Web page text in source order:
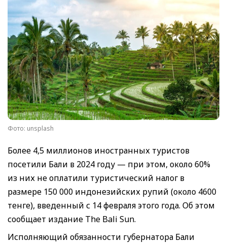
Фото: unsplash
Более 4,5 миллионов иностранных туристов
посетили Бали в 2024 году — при этом, около 60%
из них не оплатили туристический налог в
размере 150 000 индонезийских рупий (около 4600
тенге), введенный с 14 февраля этого года. Об этом
сообщает издание The Bali Sun.
Исполняющий обязанности губернатора Бали